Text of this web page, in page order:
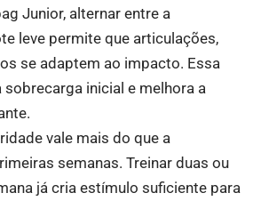
Junior, alternar entre a
leve permite que articulações,
se adaptem ao impacto. Essa
inicial e melhora a
vale mais do que a
semanas. Treinar duas ou
já cria estímulo suficiente para